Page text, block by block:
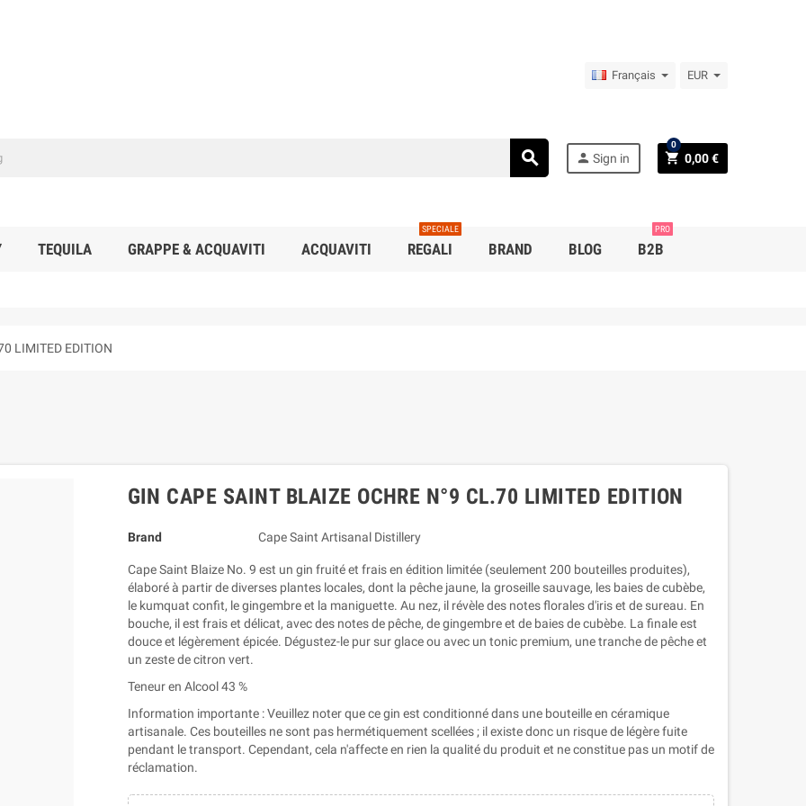
Français EUR
search person Sign in shopping_cart 0,00 €
0
TEQUILA GRAPPE & ACQUAVITI ACQUAVITI REGALI
SPECIALE
BRAND BLOG B2B
PRO
LIMITED EDITION
GIN CAPE SAINT BLAIZE OCHRE N°9 CL.70 LIMITED EDITION
Brand Cape Saint Artisanal Distillery
Cape Saint Blaize No. 9 est un gin fruité et frais en édition limitée (seulement 200 bouteilles produites),
élaboré à partir de diverses plantes locales, dont la pêche jaune, la groseille sauvage, les baies de cubèbe,
le kumquat confit, le gingembre et la maniguette. Au nez, il révèle des notes florales d'iris et de sureau. En
bouche, il est frais et délicat, avec des notes de pêche, de gingembre et de baies de cubèbe. La finale est
douce et légèrement épicée. Dégustez-le pur sur glace ou avec un tonic premium, une tranche de pêche et
un zeste de citron vert.
Teneur en Alcool 43 %
Information importante : Veuillez noter que ce gin est conditionné dans une bouteille en céramique
artisanale. Ces bouteilles ne sont pas hermétiquement scellées ; il existe donc un risque de légère fuite
pendant le transport. Cependant, cela n'affecte en rien la qualité du produit et ne constitue pas un motif de
réclamation.